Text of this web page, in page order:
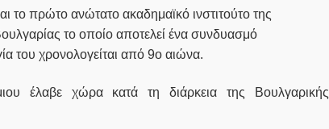
το πρώτο ανώτατο ακαδημαϊκό ινστιτούτο της
το οποίο αποτελεί ένα συνδυασμό
του χρονολογείται από 9ο αιώνα.
έλαβε χώρα κατά τη διάρκεια της Βουλγαρικής